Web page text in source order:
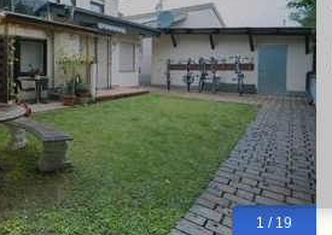
1 / 19